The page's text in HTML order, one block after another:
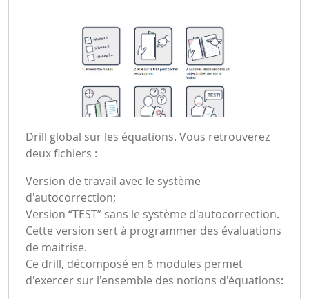
Drill global sur les équations. Vous retrouverez
deux fichiers :
Version de travail avec le système
d'autocorrection;
Version “TEST” sans le système d'autocorrection.
Cette version sert à programmer des évaluations
de maitrise.
Ce drill, décomposé en 6 modules permet
d'exercer sur l'ensemble des notions d'équations: